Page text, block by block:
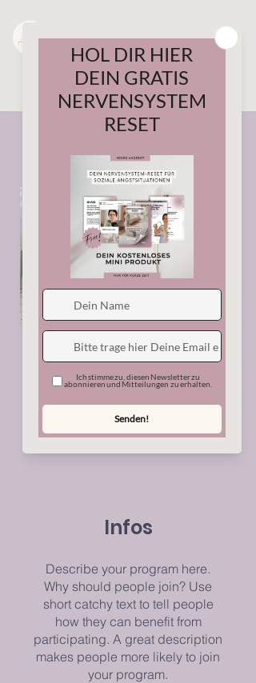
7 Day Meditation
Challenge
1 Woche1 Woche
14 Schritte14 Schritte
Infos
Describe your program here.
Why should people join? Use
short catchy text to tell people
how they can benefit from
participating. A great description
makes people more likely to join
your program.